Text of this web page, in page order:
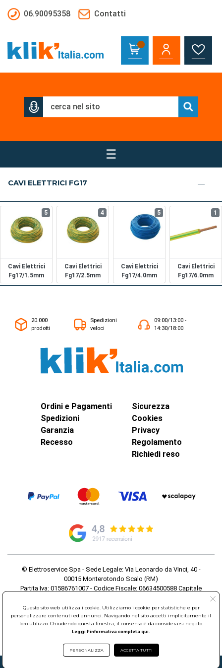
06.90095358
Contatti
☰
CAVI ELETTRICI FG17
Cavi Elettrici
Fg17/1.5mm
5
Cavi Elettrici
Fg17/2.5mm
4
Cavi Elettrici
Fg17/4.0mm
5
Cavi Elettrici
Fg17/6.0mm
1
20.000
prodotti
Spedizioni
veloci
09:00/13:00 -
14:30/18:00
Ordini e Pagamenti
Spedizioni
Garanzia
Recesso
Sicurezza
Cookies
Privacy
Regolamento
Richiedi reso
© Elettroservice Spa - Sede Legale: Via Leonardo da Vinci, 40 -
00015 Monterotondo Scalo (RM)
Partita Iva: 01586761007 - Codice Fiscale: 06634500588 Capitale
Roma REA: RM-535144
Sede Operativa: Via Leonardo da Vinci, 40 - 00015 Monterotondo
Scalo (RM) - Telefono:06.90095358
Questo sito web utilizza i cookie. Utilizziamo i cookie per statistiche e per
personalizzare contenuti ed annunci. Navigando nel sito accetti implicitamente il
loro utilizzo. Chiudendo questa finestra, il consenso è da considerarsi negato.
Leggi l'informativa completa qui.
PERSONALIZZA ACCETTA TUTTI